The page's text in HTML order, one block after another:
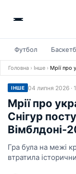
Футбол
Головна › Інше › Мрії про
ІНШЕ 04 липня 2026 ·
Мрії про
Снігур
Вімблдоні-
Гра була на межі
втратила